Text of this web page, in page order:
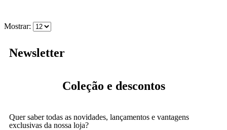
Mostrar:
Newsletter
Coleção e descontos
Quer saber todas as novidades, lançamentos e vantagens
exclusivas da nossa loja?